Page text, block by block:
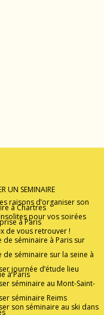
UN SEMINAIRE
raisons d’organiser son
à Chartres
pour vos soirées
à Paris
de vous retrouver !
de séminaire à Paris sur
de séminaire sur la seine à
journée d’étude lieu
à Paris
séminaire au Mont-Saint-
séminaire Reims
son séminaire au ski dans